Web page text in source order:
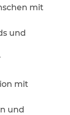
mit
und
mit
und